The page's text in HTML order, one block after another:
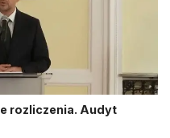
rozliczenia. Audyt